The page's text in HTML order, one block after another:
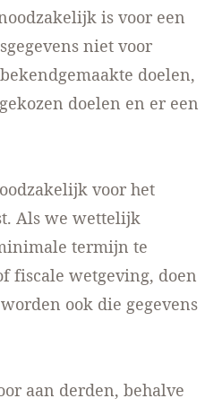
is voor een
niet voor
doelen,
doelen en er een
voor het
Als we wettelijk
termijn te
fiscale wetgeving, doen
ook die gegevens
aan derden, behalve